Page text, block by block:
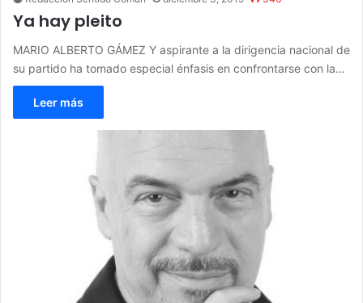
Ya hay pleito
MARIO ALBERTO GÁMEZ Y aspirante a la dirigencia nacional de
su partido ha tomado especial énfasis en confrontarse con la…
Leer más